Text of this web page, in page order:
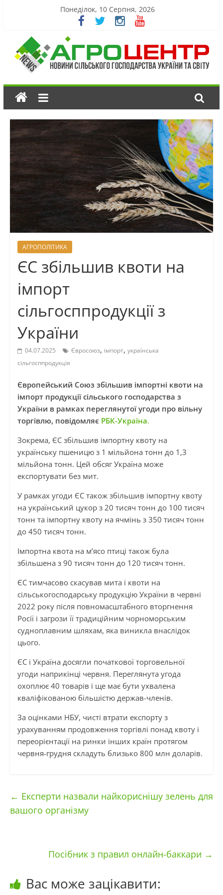
Понеділок, 10 Серпня, 2026
АГРОПОЛІТИКА
ЄС збільшив квоти на
імпорт
сільгосппродукції з
України
04.07.2025 Євросоюз, імпорт, українська
сільгосппродукція
Європейський Союз збільшив імпортні квоти на
імпорт продукції сільського господарства з
України в рамках переглянутої угоди про вільну
торгівлю, повідомляє РБК-Україна.
Зокрема, ЄС збільшив імпортну квоту на
українську пшеницю з 1 мільйона тонн до 1,3
мільйона тонн. Цей обсяг Україна може
експортувати без мит.
У рамках угоди ЄС також збільшив імпортну квоту
на український цукор з 20 тисяч тонн до 100 тисяч
тонн та імпортну квоту на ячмінь з 350 тисяч тонн
до 450 тисяч тонн.
Імпортна квота на м’ясо птиці також була
збільшена з 90 тисяч тонн до 120 тисяч тонн.
ЄС тимчасово скасував мита і квоти на
сільськогосподарську продукцію України в червні
2022 року після повномасштабного вторгнення
Росії і загрози її традиційним чорноморським
судноплавним шляхам, яка виникла внаслідок
цього.
ЄС і Україна досягли початкової торговельної
угоди наприкінці червня. Переглянута угода
охоплює 40 товарів і ще має бути ухвалена
кваліфікованою більшістю держав-членів.
За оцінками НБУ, чисті втрати експорту з
урахуванням продовження торгівлі понад квоту і
переорієнтації на ринки інших країн протягом
червня-грудня складуть близько 800 млн доларів.
← Експерти назвали найкориснішу зелень для
вашого організму
Посібник з правил онлайн-баккари →
Вас може зацікавити: